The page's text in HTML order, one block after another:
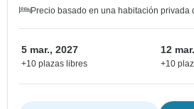
Precio basado en una habitación privada
5 mar., 2027
+10 plazas libres
12
+10